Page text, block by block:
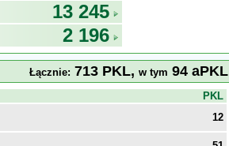
13 245
2 196
Łącznie: 713 PKL, w tym 94 aPKL
PKL
12